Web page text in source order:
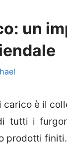
un
carico è il
tutti i
prodotti finiti.